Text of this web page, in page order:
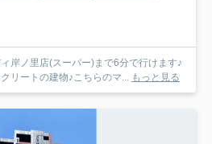
岸ノ里店(スーパー)まで6分で行けます♪
リートの建物♪こちらのマ...
もっと見る